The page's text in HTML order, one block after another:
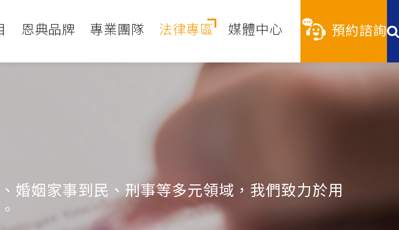
恩典品牌 專業團隊 法律專區 媒體中心 預約諮詢
婚姻家事到民、刑事等多元領域，我們致力於用